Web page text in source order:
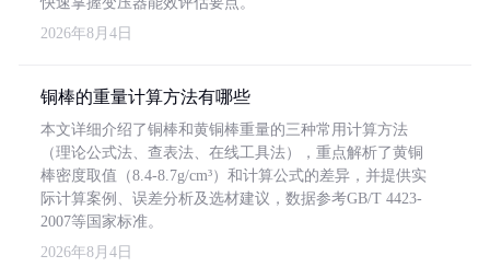
2026年8月4日
铜棒的重量计算方法有哪些
本文详细介绍了铜棒和黄铜棒重量的三种常用计算方法
（理论公式法、查表法、在线工具法），重点解析了黄铜
棒密度取值（8.4-8.7g/cm³）和计算公式的差异，并提供实
际计算案例、误差分析及选材建议，数据参考GB/T 4423-
2007等国家标准。
2026年8月4日